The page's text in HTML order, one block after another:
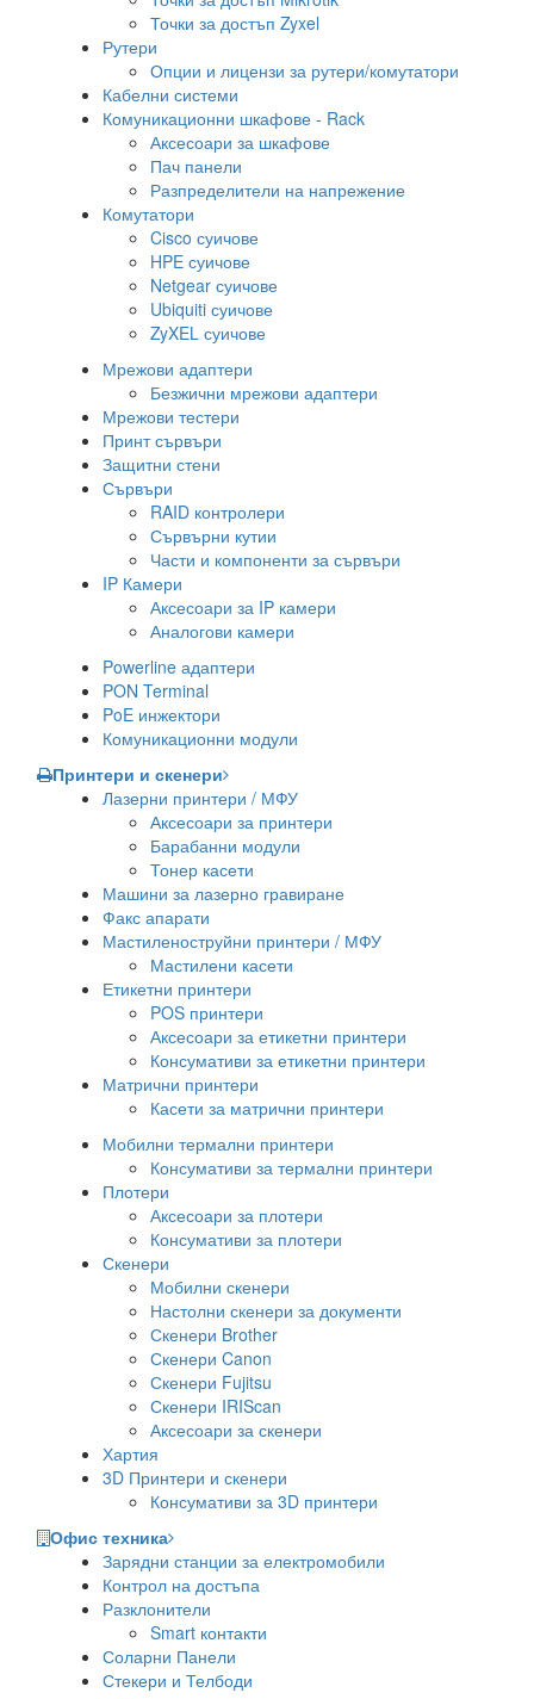
Точки за достъп Zyxel
Рутери
Опции и лицензи за рутери/комутатори
Кабелни системи
Комуникационни шкафове - Rack
Аксесоари за шкафове
Пач панели
Разпределители на напрежение
Комутатори
Cisco суичове
HPE суичове
Netgear суичове
Ubiquiti суичове
ZyXEL суичове
Мрежови адаптери
Безжични мрежови адаптери
Мрежови тестери
Принт сървъри
Защитни стени
Сървъри
RAID контролери
Сървърни кутии
Части и компоненти за сървъри
IP Камери
Аксесоари за IP камери
Аналогови камери
Powerline адаптери
PON Terminal
PoE инжектори
Комуникационни модули
Принтери и скенери
Лазерни принтери / МФУ
Аксесоари за принтери
Барабанни модули
Тонер касети
Машини за лазерно гравиране
Факс апарати
Мастиленоструйни принтери / МФУ
Мастилени касети
Етикетни принтери
POS принтери
Аксесоари за етикетни принтери
Консумативи за етикетни принтери
Матрични принтери
Касети за матрични принтери
Мобилни термални принтери
Консумативи за термални принтери
Плотери
Аксесоари за плотери
Консумативи за плотери
Скенери
Мобилни скенери
Настолни скенери за документи
Скенери Brother
Скенери Canon
Скенери Fujitsu
Скенери IRIScan
Аксесоари за скенери
Хартия
3D Принтери и скенери
Консумативи за 3D принтери
Офис техника
Зарядни станции за електромобили
Контрол на достъпа
Разклонители
Smart контакти
Соларни Панели
Стекери и Телбоди